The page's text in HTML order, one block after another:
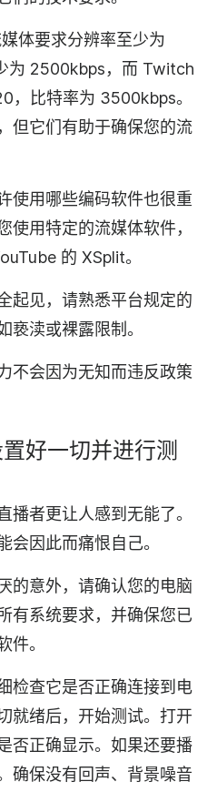
体要求分辨率至少为
为 2500kbps，而 Twitch
，比特率为 3500kbps。
但它们有助于确保您的流
使用哪些编码软件也很重
使用特定的流媒体软件，
的 XSplit。
起见，请熟悉平台规定的
亵渎或裸露限制。
不会因为无知而违反政策
好一切并进行测
播者更让人感到无能了。
会因此而痛恨自己。
的意外，请确认您的电脑
有系统要求，并确保您已
件。
检查它是否正确连接到电
就绪后，开始测试。打开
否正确显示。如果还要播
确保没有回声、背景噪音